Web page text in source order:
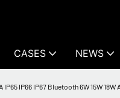
CASES NEWS
IP66 IP67 Bluetooth 6W 15W 18W